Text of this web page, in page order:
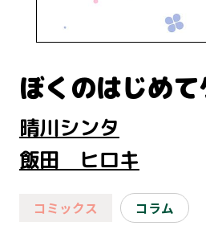
ぼくのはじめ
晴川シンタ
飯田 ヒロキ
コミックス コラム